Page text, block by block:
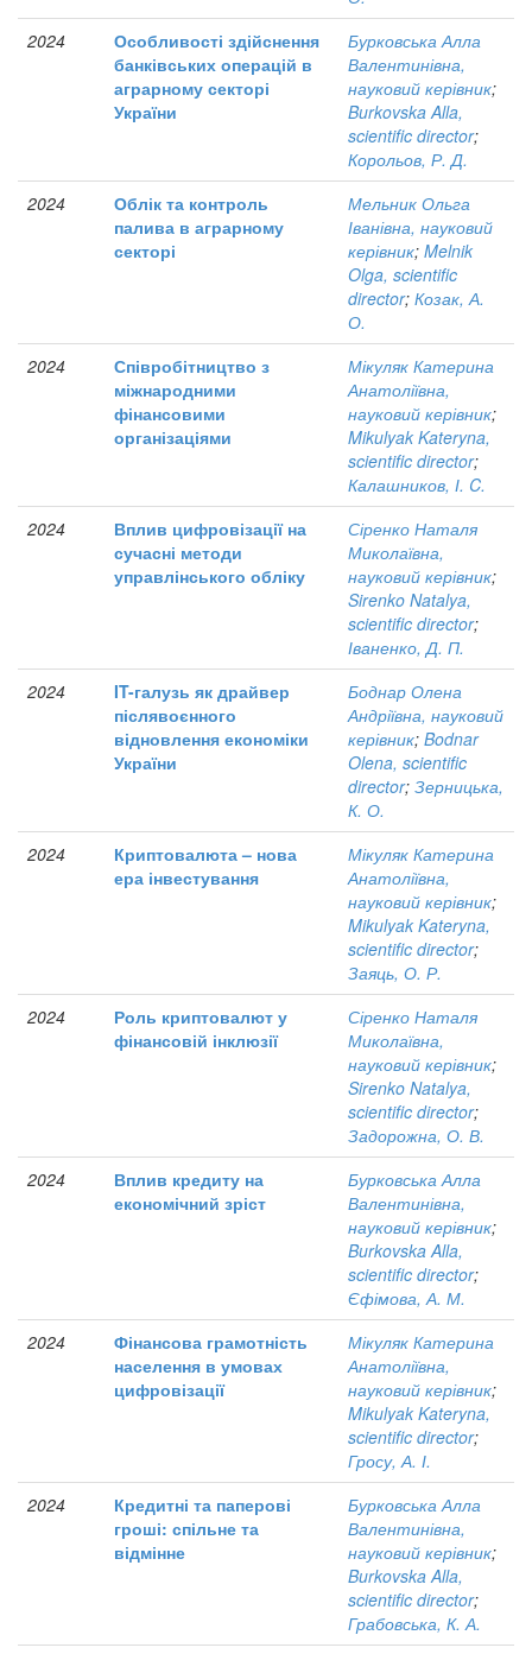
2024
Особливості здійснення
банківських операцій в
аграрному секторі
України
Бурковська Алла
Валентинівна,
науковий керівник;
Burkovska Alla,
scientific director;
Корольов, Р. Д.
2024
Облік та контроль
палива в аграрному
секторі
Мельник Ольга
Іванівна, науковий
керівник; Melnik
Olga, scientific
director; Козак, А.
О.
2024
Співробітництво з
міжнародними
фінансовими
організаціями
Мікуляк Катерина
Анатоліївна,
науковий керівник;
Mikulyak Kateryna,
scientific director;
Калашников, І. C.
2024
Вплив цифровізації на
сучасні методи
управлінського обліку
Сіренко Наталя
Миколаївна,
науковий керівник;
Sirenko Natalya,
scientific director;
Іваненко, Д. П.
2024
IT-галузь як драйвер
післявоєнного
відновлення економіки
України
Боднар Олена
Андріївна, науковий
керівник; Bodnar
Olena, scientific
director; Зерницька,
К. О.
2024
Криптовалюта – нова
ера інвестування
Мікуляк Катерина
Анатоліївна,
науковий керівник;
Mikulyak Kateryna,
scientific director;
Заяць, О. Р.
2024
Роль криптовалют у
фінансовій інклюзії
Сіренко Наталя
Миколаївна,
науковий керівник;
Sirenko Natalya,
scientific director;
Задорожна, О. В.
2024
Вплив кредиту на
економічний зріст
Бурковська Алла
Валентинівна,
науковий керівник;
Burkovska Alla,
scientific director;
Єфімова, А. М.
2024
Фінансова грамотність
населення в умовах
цифровізації
Мікуляк Катерина
Анатоліївна,
науковий керівник;
Mikulyak Kateryna,
scientific director;
Гросу, А. І.
2024
Кредитні та паперові
гроші: спільне та
відмінне
Бурковська Алла
Валентинівна,
науковий керівник;
Burkovska Alla,
scientific director;
Грабовська, К. А.